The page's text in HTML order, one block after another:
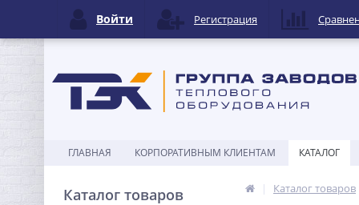
ГЛАВНАЯ КОРПОРАТИВНЫМ КЛИЕНТАМ КАТАЛОГ
Каталог товаров Каталог товаров
Войти Регистрация